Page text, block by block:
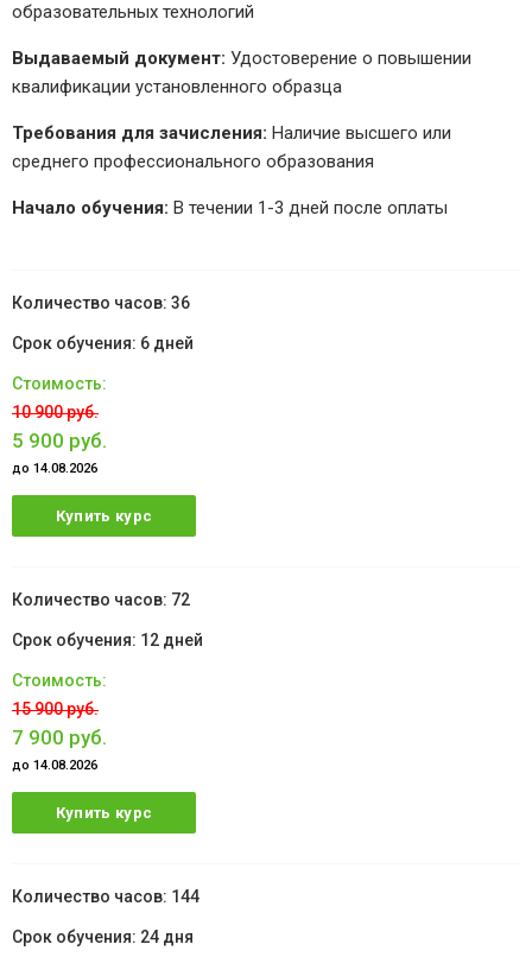
образовательных технологий
Выдаваемый документ: Удостоверение о повышении
квалификации установленного образца
Требования для зачисления: Наличие высшего или
среднего профессионального образования
Начало обучения: В течении 1-3 дней после оплаты
36
6 дней
10 900 руб.
5 900 руб.
до 14.08.2026
Купить курс
72
12 дней
15 900 руб.
7 900 руб.
до 14.08.2026
Купить курс
144
24 дня